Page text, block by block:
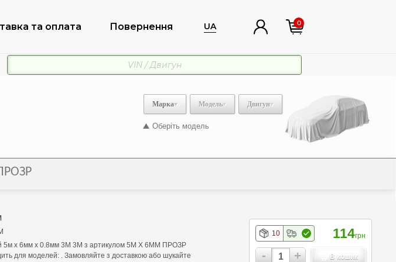
та оплата Повернення UA 0
Марка Модель Двигун
Оберіть модель
5м х 6мм х 0.8мм 3М 3M з артикулом 5М Х 6ММ ПРОЗР
для моделей: . Замовляйте з доставкою або шукайте
10 114грн
- + В кошик